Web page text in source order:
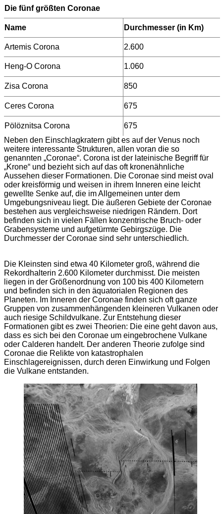
Die fünf größten Coronae
Name Durchmesser (in Km)
Artemis Corona 2.600
Heng-O Corona 1.060
Zisa Corona 850
Ceres Corona 675
Pölöznitsa Corona
675
Neben den Einschlagkratern gibt es auf der Venus noch
weitere interessante Strukturen, allen voran die so
genannten „Coronae“. Corona ist der lateinische Begriff für
„Krone“ und bezieht sich auf das oft kronenähnliche
Aussehen dieser Formationen. Die Coronae sind meist oval
oder kreisförmig und weisen in ihrem Inneren eine leicht
gewellte Senke auf, die im Allgemeinen unter dem
Umgebungsniveau liegt. Die äußeren Gebiete der Coronae
bestehen aus vergleichsweise niedrigen Rändern. Dort
befinden sich in vielen Fällen konzentrische Bruch- oder
Grabensysteme und aufgetürmte Gebirgszüge. Die
Durchmesser der Coronae sind sehr unterschiedlich.
Die Kleinsten sind etwa 40 Kilometer groß, während die
Rekordhalterin 2.600 Kilometer durchmisst. Die meisten
liegen in der Größenordnung von 100 bis 400 Kilometern
und befinden sich in den äquatorialen Regionen des
Planeten. Im Inneren der Coronae finden sich oft ganze
Gruppen von zusammenhängenden kleineren Vulkanen oder
auch riesige Schildvulkane. Zur Entstehung dieser
Formationen gibt es zwei Theorien: Die eine geht davon aus,
dass es sich bei den Coronae um eingebrochene Vulkane
oder Calderen handelt. Der anderen Theorie zufolge sind
Coronae die Relikte von katastrophalen
Einschlagereignissen, durch deren Einwirkung und Folgen
die Vulkane entstanden.